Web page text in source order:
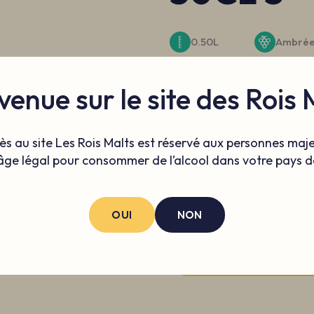
sur le site des Rois
au site Les Rois Malts est réservé aux personnes
légal pour consommer de l’alcool dans votre pays
OUI NON
0.50L Ambrée
Une brune allemande aux
2.7€
Quantité